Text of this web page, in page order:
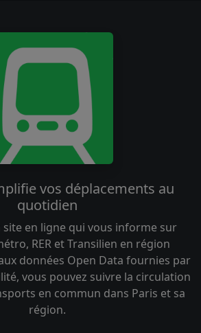
vos déplacements au
quotidien
site en ligne qui vous informe sur
RER et Transilien en région
données Open Data fournies par
vous pouvez suivre la circulation
en commun dans Paris et sa
région.